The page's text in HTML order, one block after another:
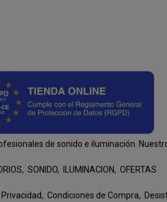
de sonido e iluminación.
SONIDO ILUMINACION OFERTAS
Condiciones de Compra